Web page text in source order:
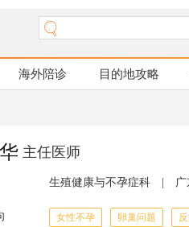
海外陪诊 目的地攻略
主任医师
生殖健康与不孕症科
女性不孕 卵巢问题